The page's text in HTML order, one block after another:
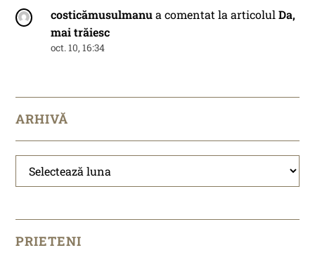
costicămusulmanua comentat la articolulDa,
mai trăiesc
oct. 10, 16:34
ARHIVĂ
Arhivă
PRIETENI